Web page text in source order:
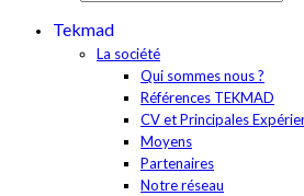
Tekmad
La société
Qui sommes nous ?
Références TEKMAD
CV et Principales
Moyens
Partenaires
Notre réseau